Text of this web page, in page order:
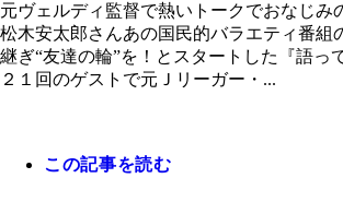
元ヴェルディ監督で熱いトークでおなじみ
松木安太郎さんあの国民的バラエティ番組
継ぎ“友達の輪”を！とスタートした『語っ
２１回のゲストで元Ｊリーガー・...
この記事を読む